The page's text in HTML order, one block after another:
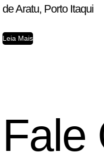
de Aratu, Porto Itaqui
Leia Mais
Fale